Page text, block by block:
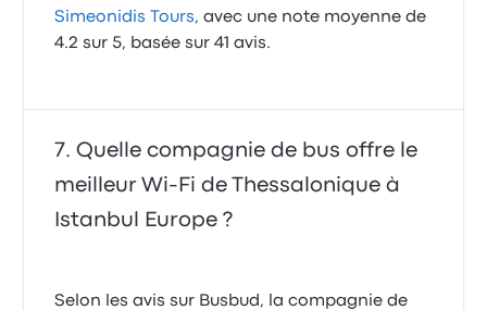
Simeonidis Tours, avec une note moyenne de
4.2 sur 5, basée sur 41 avis.
Quelle compagnie de bus offre le
meilleur Wi-Fi de Thessalonique à
Istanbul Europe ?
Selon les avis sur Busbud, la compagnie de